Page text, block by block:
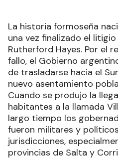
La historia formoseña
una vez finalizado el
Rutherford Hayes. Por el
fallo, el Gobierno
de trasladarse hacia el
nuevo asentamiento
Cuando se produjo la
habitantes a la llamada
largo tiempo los
fueron militares y
jurisdicciones,
provincias de Salta y